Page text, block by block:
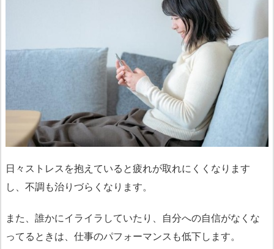
日々ストレスを抱えていると疲れが取れにくくなります
し、不調も治りづらくなります。
また、誰かにイライラしていたり、自分への自信がなくな
ってるときは、仕事のパフォーマンスも低下します。